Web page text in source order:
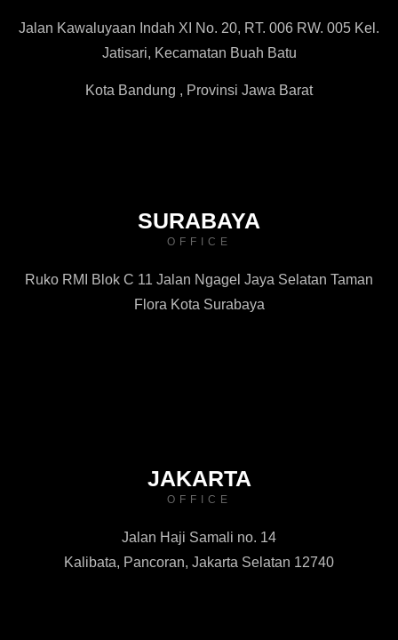
Jalan Kawaluyaan Indah XI No. 20, RT. 006 RW. 005 Kel.
Jatisari, Kecamatan Buah Batu
Kota Bandung , Provinsi Jawa Barat
SURABAYA
OFFICE
Ruko RMI Blok C 11 Jalan Ngagel Jaya Selatan Taman
Flora Kota Surabaya
JAKARTA
OFFICE
Jalan Haji Samali no. 14
Kalibata, Pancoran, Jakarta Selatan 12740